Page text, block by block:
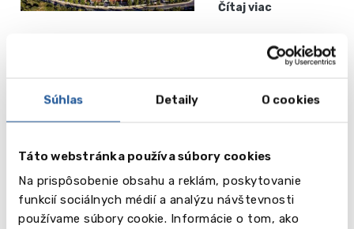
Súhlas Detaily O cookies
Táto webstránka používa súbory cookies
Na prispôsobenie obsahu a reklám, poskytovanie
funkcií sociálnych médií a analýzu návštevnosti
používame súbory cookie. Informácie o tom, ako
Čítaj viac
Cyprus